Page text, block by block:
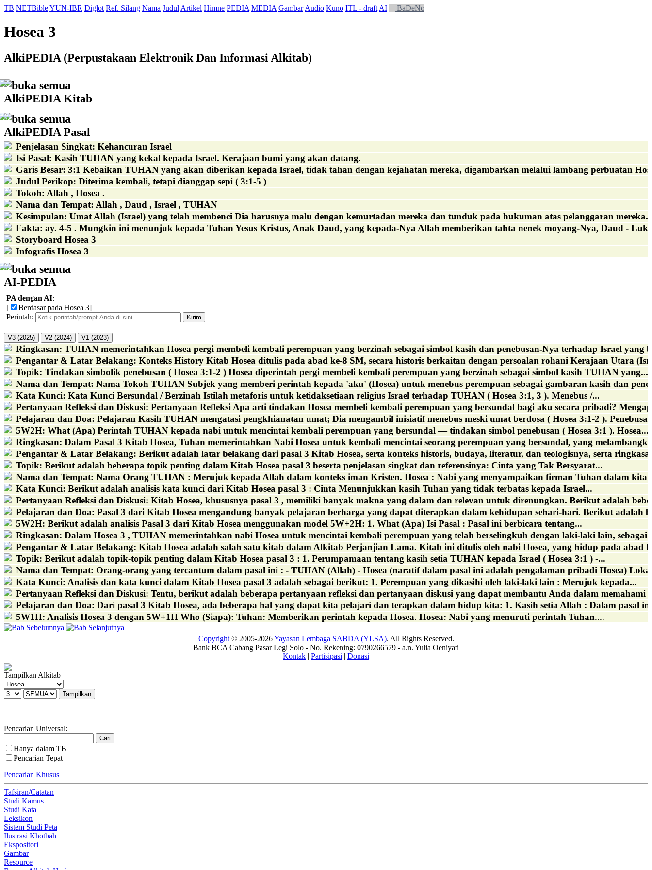
TB NETBibleYUN-IBR Diglot Ref. Silang Nama Judul Artikel Himne PEDIA MEDIA Gambar Audio Kuno ITL - draft AI BaDeNo
Hosea 3
AlkiPEDIA (Perpustakaan Elektronik Dan Informasi Alkitab)
buka semua
AlkiPEDIA Kitab
buka semua
AlkiPEDIA Pasal
Penjelasan Singkat: Kehancuran Israel
Isi Pasal: Kasih TUHAN yang kekal kepada Israel. Kerajaan bumi yang akan datang.
Garis Besar: 3:1 Kebaikan TUHAN yang akan diberikan kepada Israel, tidak tahan dengan kejahatan mereka, digambarkan melalui lambang perbuatan
Judul Perikop: Diterima kembali, tetapi dianggap sepi ( 3:1-5 )
Tokoh: Allah , Hosea .
Nama dan Tempat: Allah , Daud , Israel , TUHAN
Kesimpulan: Umat Allah (Israel) yang telah membenci Dia harusnya malu dengan kemurtadan mereka dan tunduk pada hukuman atas pelanggaran
Fakta: ay. 4-5 . Mungkin ini menunjuk kepada Tuhan Yesus Kristus, Anak Daud, yang kepada-Nya Allah memberikan tahta nenek moyang-Nya, Daud - Luk
Storyboard Hosea 3
Infografis Hosea 3
buka semua
AI-PEDIA
PA dengan AI:
[
Berdasar pada Hosea 3]
Perintah:
Kirim
V3 (2025) V2 (2024) V1 (2023)
Ringkasan: TUHAN memerintahkan Hosea pergi membeli kembali perempuan yang berzinah sebagai simbol kasih dan penebusan-Nya terhadap Israel yang
Pengantar & Latar Belakang: Konteks History Kitab Hosea ditulis pada abad ke-8 SM, secara historis berkaitan dengan persoalan rohani Kerajaan Utara
Topik: Tindakan simbolik penebusan ( Hosea 3:1-2 ) Hosea diperintah pergi membeli kembali perempuan yang berzinah sebagai simbol kasih TUHAN yang...
Nama dan Tempat: Nama Tokoh TUHAN Subjek yang memberi perintah kepada 'aku' (Hosea) untuk menebus perempuan sebagai gambaran kasih dan
Kata Kunci: Kata Kunci Bersundal / Berzinah Istilah metaforis untuk ketidaksetiaan religius Israel terhadap TUHAN ( Hosea 3:1, 3 ). Menebus /...
Pertanyaan Refleksi dan Diskusi: Pertanyaan Refleksi Apa arti tindakan Hosea membeli kembali perempuan yang bersundal bagi aku secara pribadi?
Pelajaran dan Doa: Pelajaran Kasih TUHAN mengatasi pengkhianatan umat; Dia mengambil inisiatif menebus meski umat berdosa ( Hosea 3:1-2 ).
5W2H: What (Apa) Perintah TUHAN kepada nabi untuk mencintai kembali perempuan yang bersundal — tindakan simbol penebusan ( Hosea 3:1 ). Hosea...
Ringkasan: Dalam Pasal 3 Kitab Hosea, Tuhan memerintahkan Nabi Hosea untuk kembali mencintai seorang perempuan yang bersundal, yang
Pengantar & Latar Belakang: Berikut adalah latar belakang dari pasal 3 Kitab Hosea, serta konteks historis, budaya, literatur, dan teologisnya, serta
Topik: Berikut adalah beberapa topik penting dalam Kitab Hosea pasal 3 beserta penjelasan singkat dan referensinya: Cinta yang Tak Bersyarat...
Nama dan Tempat: Nama Orang TUHAN : Merujuk kepada Allah dalam konteks iman Kristen. Hosea : Nabi yang menyampaikan firman Tuhan dalam
Kata Kunci: Berikut adalah analisis kata kunci dari Kitab Hosea pasal 3 : Cinta Menunjukkan kasih Tuhan yang tidak terbatas kepada Israel...
Pertanyaan Refleksi dan Diskusi: Kitab Hosea, khususnya pasal 3 , memiliki banyak makna yang dalam dan relevan untuk direnungkan. Berikut adalah
Pelajaran dan Doa: Pasal 3 dari Kitab Hosea mengandung banyak pelajaran berharga yang dapat diterapkan dalam kehidupan sehari-hari. Berikut adalah
5W2H: Berikut adalah analisis Pasal 3 dari Kitab Hosea menggunakan model 5W+2H: 1. What (Apa) Isi Pasal : Pasal ini berbicara tentang...
Ringkasan: Dalam Hosea 3 , TUHAN memerintahkan nabi Hosea untuk mencintai kembali perempuan yang telah berselingkuh dengan laki-laki lain, sebagai
Pengantar & Latar Belakang: Kitab Hosea adalah salah satu kitab dalam Alkitab Perjanjian Lama. Kitab ini ditulis oleh nabi Hosea, yang hidup pada abad
Topik: Berikut adalah topik-topik penting dalam Kitab Hosea pasal 3 : 1. Perumpamaan tentang kasih setia TUHAN kepada Israel ( Hosea 3:1 ) -...
Nama dan Tempat: Orang-orang yang tercantum dalam pasal ini : - TUHAN (Allah) - Hosea (naratif dalam pasal ini adalah pengalaman pribadi Hosea)
Kata Kunci: Analisis dan kata kunci dalam Kitab Hosea pasal 3 adalah sebagai berikut: 1. Perempuan yang dikasihi oleh laki-laki lain : Merujuk kepada...
Pertanyaan Refleksi dan Diskusi: Tentu, berikut adalah beberapa pertanyaan refleksi dan pertanyaan diskusi yang dapat membantu Anda dalam memahami
Pelajaran dan Doa: Dari pasal 3 Kitab Hosea, ada beberapa hal yang dapat kita pelajari dan terapkan dalam hidup kita: 1. Kasih setia Allah : Dalam pasal
5W1H: Analisis Hosea 3 dengan 5W+1H Who (Siapa): Tuhan: Memberikan perintah kepada Hosea. Hosea: Nabi yang menuruti perintah Tuhan....
Copyright© 2005-2026Yayasan Lembaga SABDA (YLSA). All Rights Reserved.
Bank BCA Cabang Pasar Legi Solo - No. Rekening: 0790266579 - a.n. Yulia Oeniyati
Kontak | Partisipasi | Donasi
Tampilkan Alkitab
Pencarian Universal:
Hanya dalam TB
Pencarian Tepat
Pencarian Khusus
Tafsiran/Catatan
Studi Kamus
Studi Kata
Leksikon
Sistem Studi Peta
Ilustrasi Khotbah
Ekspositori
Gambar
Resource